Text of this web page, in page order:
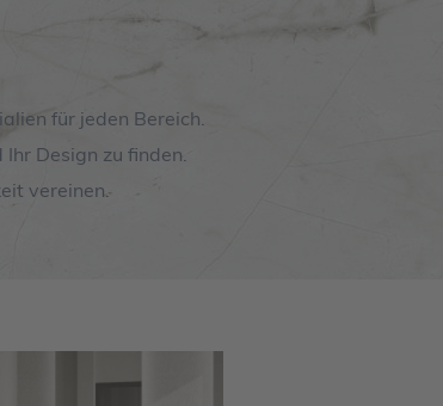
für jeden Bereich.
Design zu finden.
vereinen.